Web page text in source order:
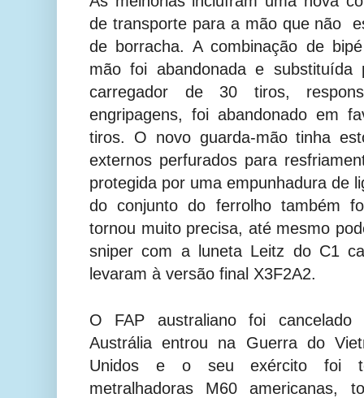
de transporte para a mão que não
de borracha. A combinação de
mão foi abandonada e
carregador de 30 tiros,
engripagens, foi abandonado em
tiros. O novo guarda-mão tinha
externos perfurados para
protegida por uma empunhadura de
do conjunto do ferrolho também
tornou muito precisa, até mesmo
sniper com a luneta Leitz do C1
levaram à versão final X3F2A2.
O FAP australiano foi cancelado
Austrália entrou na Guerra do
Unidos e o seu exército foi
metralhadoras M60 americanas,